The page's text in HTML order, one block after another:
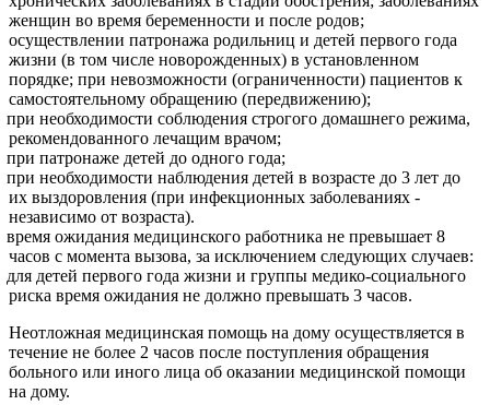
женщин во время беременности и после родов;
осуществлении патронажа родильниц и детей первого года
жизни (в том числе новорожденных) в установленном
порядке; при невозможности (ограниченности) пациентов к
самостоятельному обращению (передвижению);
при необходимости соблюдения строгого домашнего режима,
рекомендованного лечащим врачом;
при патронаже детей до одного года;
при необходимости наблюдения детей в возрасте до 3 лет до
их выздоровления (при инфекционных заболеваниях -
независимо от возраста).
время ожидания медицинского работника не превышает 8
часов с момента вызова, за исключением следующих случаев:
для детей первого года жизни и группы медико-социального
риска время ожидания не должно превышать 3 часов.
Неотложная медицинская помощь на дому осуществляется в
течение не более 2 часов после поступления обращения
больного или иного лица об оказании медицинской помощи
на дому.